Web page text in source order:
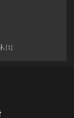
. [1]